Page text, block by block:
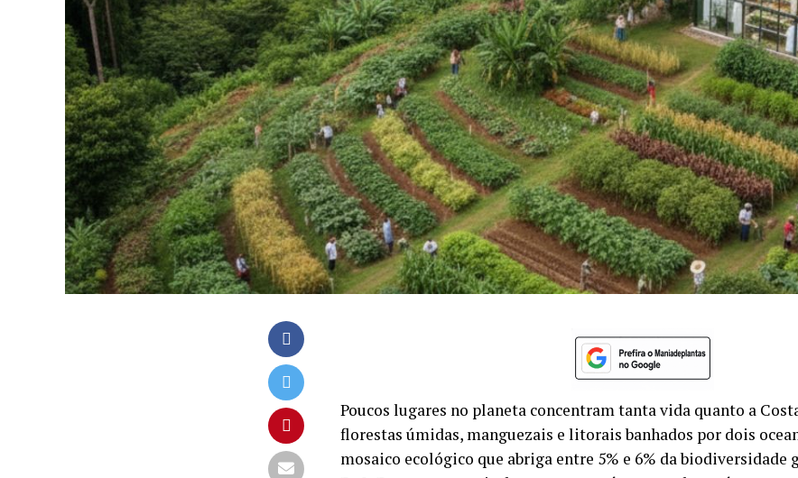
Poucos lugares no planeta concentram tanta vida quanto a
florestas úmidas, manguezais e litorais banhados por dois
mosaico ecológico que abriga entre 5% e 6% da biodiversidade